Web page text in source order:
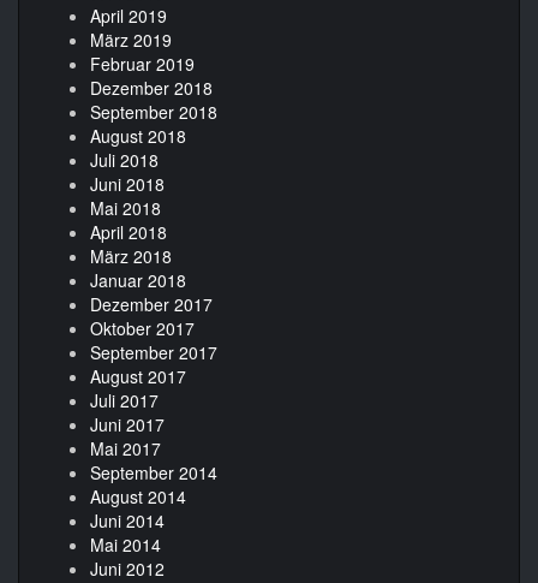
April 2019
März 2019
Februar 2019
Dezember 2018
September 2018
August 2018
Juli 2018
Juni 2018
Mai 2018
April 2018
März 2018
Januar 2018
Dezember 2017
Oktober 2017
September 2017
August 2017
Juli 2017
Juni 2017
Mai 2017
September 2014
August 2014
Juni 2014
Mai 2014
Juni 2012